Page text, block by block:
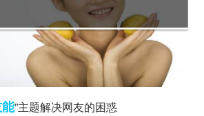
”主题解决网友的困惑